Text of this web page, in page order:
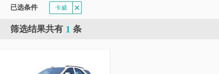
已选条件 卡威
筛选结果共有 1 条